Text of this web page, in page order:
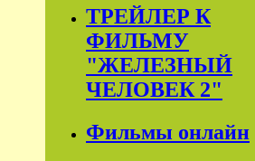
ТРЕЙЛЕР К
ФИЛЬМУ
"ЖЕЛЕЗНЫЙ
ЧЕЛОВЕК 2"
Фильмы онлайн